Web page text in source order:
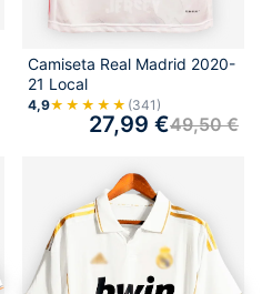
Camiseta Real Madrid 2020-
21 Local
4,9★★★★★ (341)
49,50€
27,99 €